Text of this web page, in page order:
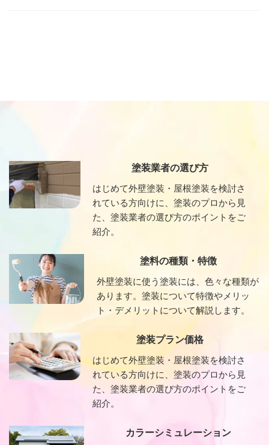
塗装業者の選び方
はじめて外壁塗装・屋根塗装を検討さ
れている方向けに、塗装のプロから見
た、塗装業者の選び方のポイントをご
紹介。
塗料の種類・特徴
外壁塗装に使う塗装には、色々な種類が
あります。塗装について特徴やメリッ
ト・デメリットについて解説します。
塗装プラン価格
はじめて外壁塗装・屋根塗装を検討さ
れている方向けに、塗装のプロから見
た、塗装業者の選び方のポイントをご
紹介。
カラーシミュレーション